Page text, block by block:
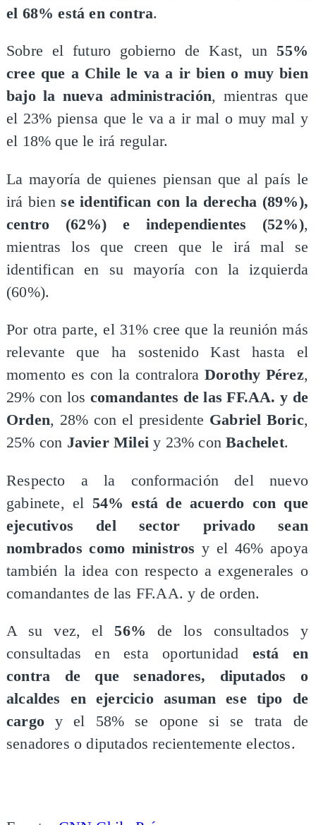
el 68% está en contra.
Sobre el futuro gobierno de Kast, un 55%
cree que a Chile le va a ir bien o muy bien
bajo la nueva administración, mientras que
el 23% piensa que le va a ir mal o muy mal y
el 18% que le irá regular.
La mayoría de quienes piensan que al país le
irá biense identifican con la derecha (89%),
centro (62%) e independientes (52%),
mientras los que creen que le irá mal se
identifican en su mayoría con la izquierda
(60%).
Por otra parte, el 31% cree que la reunión más
relevante que ha sostenido Kast hasta el
momento es con la contralora Dorothy Pérez,
29% con los comandantes de las FF.AA. y de
Orden, 28% con el presidente Gabriel Boric,
25% con Javier Mileiy 23% conBachelet.
Respecto a la conformación del nuevo
gabinete, el 54% está de acuerdo con que
ejecutivos del sector privado sean
nombrados como ministros y el 46% apoya
también la idea con respecto a exgenerales o
comandantes de las FF.AA. y de orden.
A su vez, el 56% de los consultados y
consultadas en esta oportunidad está en
contra de que senadores, diputados o
alcaldes en ejercicio asuman ese tipo de
cargoy el 58% se opone si se trata de
senadores o diputados recientemente electos.